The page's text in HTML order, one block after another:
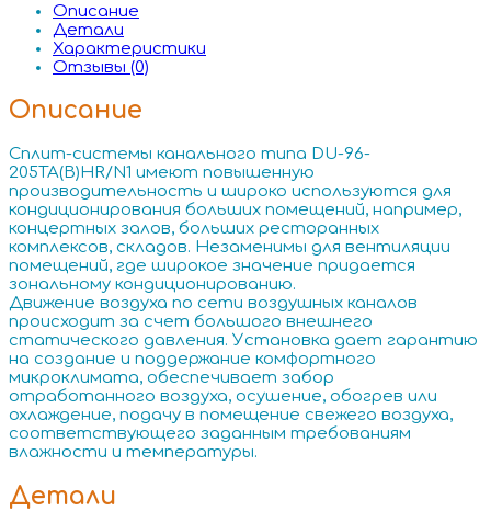
Описание
Детали
Характеристики
Отзывы (0)
Описание
Сплит-системы канального типа DU-96-
205TA(B)HR/N1 имеют повышенную
производительность и широко используются для
кондиционирования больших помещений, например,
концертных залов, больших ресторанных
комплексов, складов. Незаменимы для вентиляции
помещений, где широкое значение придается
зональному кондиционированию.
Движение воздуха по сети воздушных каналов
происходит за счет большого внешнего
статического давления. Установка дает гарантию
на создание и поддержание комфортного
микроклимата, обеспечивает забор
отработанного воздуха, осушение, обогрев или
охлаждение, подачу в помещение свежего воздуха,
соответствующего заданным требованиям
влажности и температуры.
Детали